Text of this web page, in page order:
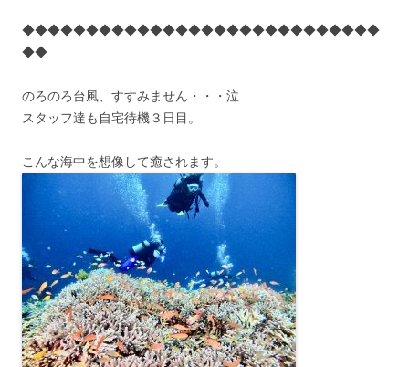
◆◆◆◆◆◆◆◆◆◆◆◆◆◆◆◆◆◆◆◆◆◆◆◆◆◆◆◆
◆◆
のろのろ台風、すすみません・・・泣
スタッフ達も自宅待機３日目。
こんな海中を想像して癒されます。